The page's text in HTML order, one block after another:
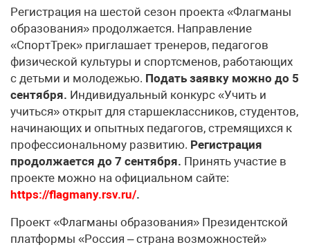
Регистрация на шестой сезон проекта «Флагманы
образования» продолжается. Направление
«СпортТрек» приглашает тренеров, педагогов
физической культуры и спортсменов, работающих
с детьми и молодежью. Подать заявку можно до 5
сентября. Индивидуальный конкурс «Учить и
учиться» открыт для старшеклассников, студентов,
начинающих и опытных педагогов, стремящихся к
профессиональному развитию. Регистрация
продолжается до 7 сентября. Принять участие в
проекте можно на официальном сайте:
https://flagmany.rsv.ru/.
Проект «Флагманы образования» Президентской
платформы «Россия – страна возможностей»